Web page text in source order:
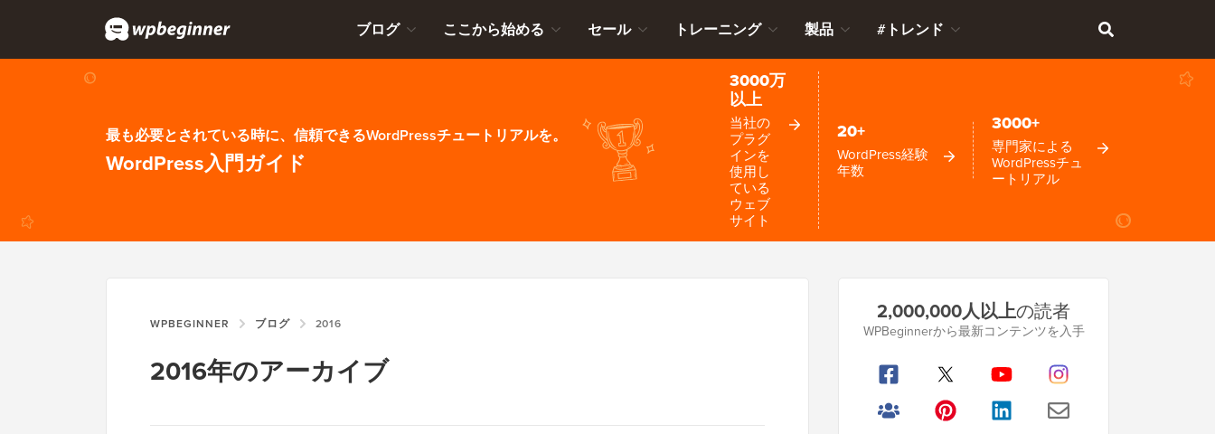
ブログ ここから始める セール トレーニング 製品 #トレンド
最も必要とされている時に、信頼できるWordPressチュートリアルを。
WordPress入門ガイド
3000万
以上
当社の
プラグ
インを
使用し
ている
ウェブ
サイト
20+
WordPress経験
年数
3000+
専門家による
WordPressチュ
ートリアル
WPBEGINNER ブログ 2016
2016年のアーカイブ
2,000,000人以上の読者
WPBeginnerから最新コンテンツを入手